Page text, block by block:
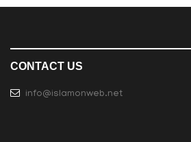
CONTACT US
info@islamonweb.net